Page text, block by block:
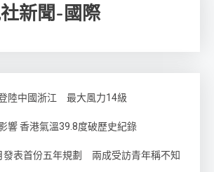
新聞-國際
陸中國浙江 最大風力14級
響 香港氣溫39.8度破歷史紀錄
發表首份五年規劃 兩成受訪青年稱不知